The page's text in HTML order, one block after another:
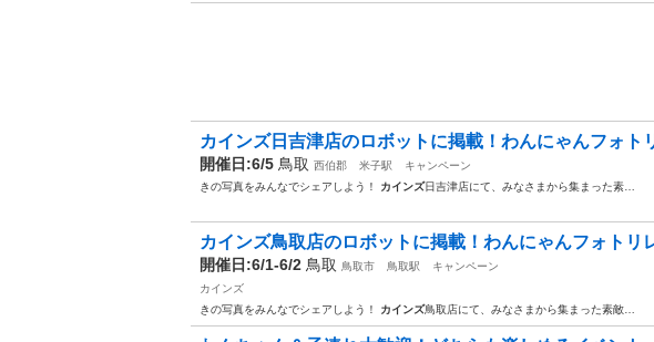
カインズ日吉津店のロボットに掲載！わんにゃんフォト
開催日:6/5 鳥取 西伯郡 米子駅
キャンペーン
きの写真をみんなでシェアしよう！ カインズ日吉津店にて、みなさまから集まった素…
カインズ鳥取店のロボットに掲載！わんにゃんフォトリ
開催日:6/1-6/2 鳥取 鳥取市 鳥取駅
キャンペーン
カインズ
きの写真をみんなでシェアしよう！ カインズ鳥取店にて、みなさまから集まった素敵…